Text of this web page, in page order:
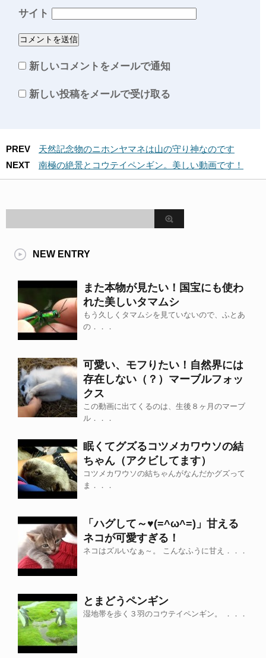
サイト
新しいコメントをメールで通知
新しい投稿をメールで受け取る
PREV
天然記念物のニホンヤマネは山の守り神なのです
NEXT
南極の絶景とコウテイペンギン。美しい動画です！
NEW ENTRY
また本物が見たい！国宝にも使わ
れた美しいタマムシ
もう久しくタマムシを見ていないので、ふとあ
の．．．
可愛い、モフりたい！自然界には
存在しない（？）マーブルフォッ
クス
この動画に出てくるのは、生後８ヶ月のマーブ
ル．．．
眠くてグズるコツメカワウソの結
ちゃん（アクビしてます）
コツメカワウソの結ちゃんがなんだかグズって
ま．．．
「ハグして～♥(=^ω^=)」甘える
ネコが可愛すぎる！
ネコはズルいなぁ～。 こんなふうに甘え．．．
とまどうペンギン
湿地帯を歩く３羽のコウテイペンギン。 ．．．